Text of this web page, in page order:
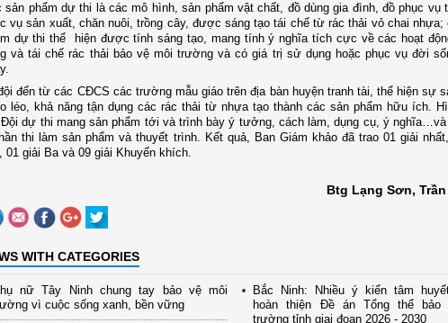
sản phẩm dự thi là các mô hình, sản phẩm vật chất, đồ dùng gia đình, đồ phục vụ
vụ sản xuất, chăn nuôi, trồng cây, được sáng tạo tái chế từ rác thải vỏ chai nhựa;
dự thi thể hiện được tính sáng tạo, mang tính ý nghĩa tích cực về các hoạt
và tái chế rác thải bảo vệ môi trường và có giá trị sử dụng hoặc phục vụ đời
đến từ các CĐCS các trường mẫu giáo trên địa bàn huyện tranh tài, thể hiện sự
léo, khả năng tận dụng các rác thải từ nhựa tạo thành các sản phẩm hữu ích.
Đội dự thi mang sản phẩm tới và trình bày ý tưởng, cách làm, dụng cụ, ý nghĩa…
thi làm sản phẩm và thuyết trình. Kết quả, Ban Giám khảo đã trao 01 giải
01 giải Ba và 09 giải Khuyến khích.
Btg Lạng Sơn,
WITH CATEGORIES
nữ Tây Ninh chung tay bảo vệ môi
vì cuộc sống xanh, bền vững
Bắc Ninh: Nhiều ý kiến tâm
hoàn thiện Đề án Tổng thể bảo
trường tỉnh giai đoạn 2026 - 2030